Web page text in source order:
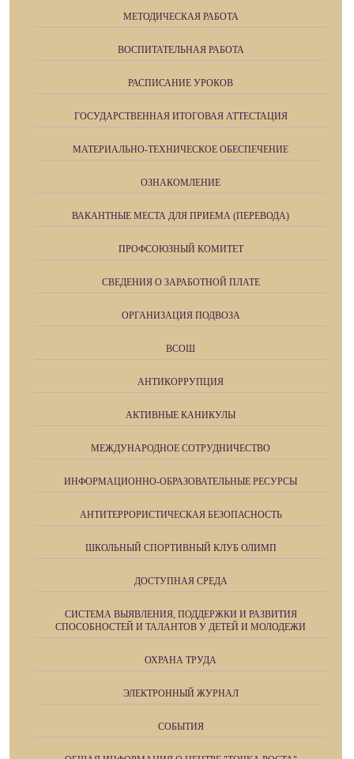
МЕТОДИЧЕСКАЯ РАБОТА
ВОСПИТАТЕЛЬНАЯ РАБОТА
РАСПИСАНИЕ УРОКОВ
ГОСУДАРСТВЕННАЯ ИТОГОВАЯ АТТЕСТАЦИЯ
МАТЕРИАЛЬНО-ТЕХНИЧЕСКОЕ ОБЕСПЕЧЕНИЕ
ОЗНАКОМЛЕНИЕ
ВАКАНТНЫЕ МЕСТА ДЛЯ ПРИЕМА (ПЕРЕВОДА)
ПРОФСОЮЗНЫЙ КОМИТЕТ
СВЕДЕНИЯ О ЗАРАБОТНОЙ ПЛАТЕ
ОРГАНИЗАЦИЯ ПОДВОЗА
ВСОШ
АНТИКОРРУПЦИЯ
АКТИВНЫЕ КАНИКУЛЫ
МЕЖДУНАРОДНОЕ СОТРУДНИЧЕСТВО
ИНФОРМАЦИОННО-ОБРАЗОВАТЕЛЬНЫЕ РЕСУРСЫ
АНТИТЕРРОРИСТИЧЕСКАЯ БЕЗОПАСНОСТЬ
ШКОЛЬНЫЙ СПОРТИВНЫЙ КЛУБ ОЛИМП
ДОСТУПНАЯ СРЕДА
СИСТЕМА ВЫЯВЛЕНИЯ, ПОДДЕРЖКИ И РАЗВИТИЯ
СПОСОБНОСТЕЙ И ТАЛАНТОВ У ДЕТЕЙ И МОЛОДЕЖИ
ОХРАНА ТРУДА
ЭЛЕКТРОННЫЙ ЖУРНАЛ
СОБЫТИЯ